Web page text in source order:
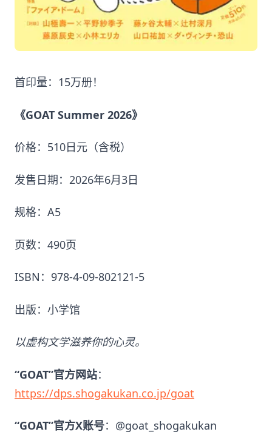
首印量：15万册！
《GOAT Summer 2026》
价格：510日元（含税）
发售日期：2026年6月3日
规格：A5
页数：490页
ISBN：978-4-09-802121-5
出版：小学馆
以虚构文学滋养你的心灵。
“GOAT”官方网站：
https://dps.shogakukan.co.jp/goat
“GOAT”官方X账号：@goat_shogakukan